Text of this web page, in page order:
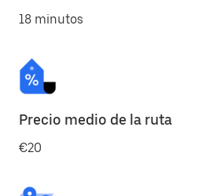
18 minutos
Precio medio de la ruta
€20